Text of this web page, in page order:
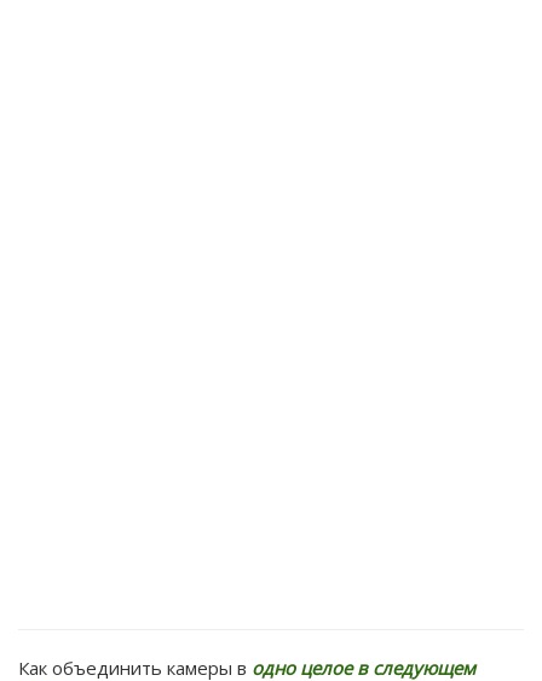
Как объединить камеры в одно целое в следующем